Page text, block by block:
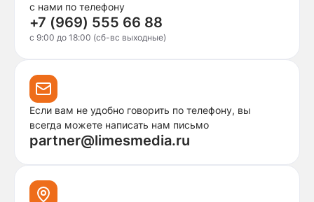
с нами по телефону
+7 (969) 555 66 88
c 9:00 до 18:00 (сб-вс выходные)
Если вам не удобно говорить по телефону, вы
всегда можете написать нам письмо
partner@limesmedia.ru